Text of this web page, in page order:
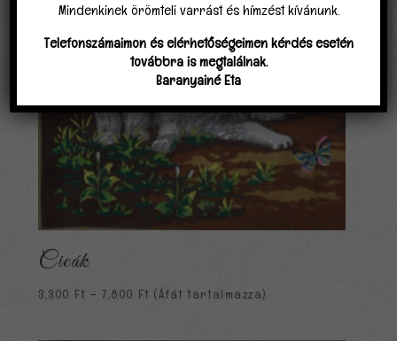
Cicák
3,300 Ft – 7,800 Ft Ártartomány:
(Áfát tartalmazza)
Mindenkinek örömteli varrást és hímzést kívánunk.
Telefonszámaimon és elérhetőségeimen kérdés esetén
továbbra is megtalálnak.
Baranyainé Eta